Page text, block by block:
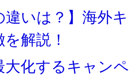
違いは？】海外
解説！
大化するキャン